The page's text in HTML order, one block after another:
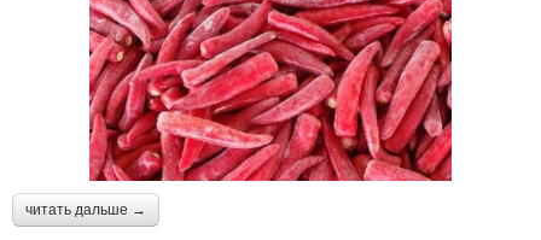
читать дальше →